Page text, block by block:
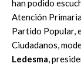
han podido
Atención
Partido Popular,
Ciudadanos,
Ledesma,